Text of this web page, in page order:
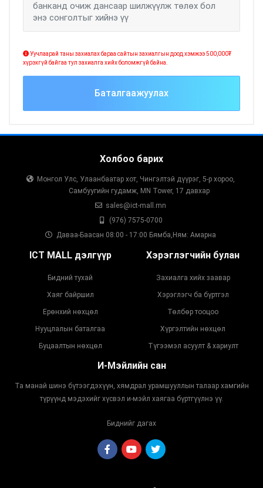
банканд очиж дансаар шилжүүлж төлөх бол
энэ сонголтыг хийнэ үү
Уучлаарай таны захиалах бараа сайтын захиалгын доод хэмжээ 500,000₮
хүрэхгүй байгаа тул захиалга хийх боломжгүй байна.
Баталгаажуулах
Холбоо барих
Монгол Улс, Улаанбаатар хот, Чингэлтэй дүүрэг, 5-р хороо,
Самбуугийн гудамж, MN Tower, 17 давхар
sales@ict-mall.mn
(976) 7575-0700
Даваа-Баасан 08:00 - 17:00 Бямба,Ням: Амарна
ICT MALL дэлгүүр
Бидний тухай
Хаяг байршил
Ерөнхий нөхцөл
Нууцлалын баталгаа
Буцаалтын нөхцөл
Хэрэглэгчийн булан
Захиалга хийх заавар
Хэрэглэгч ба бүртгэл
Төлбөр тооцоо
Хүргэлтийн нөхцөл
Түгээмэл асуулт & хариулт
И-Мэйлийн сан
Та манай шинэ бүтээгдэхүүн, хямдрал урамшууллын талаар хамгийн
түрүүнд мэдэхийг хүсвэл и-мэйл хаягаа бүртгүүлнэ үү.
Биднийг дагах